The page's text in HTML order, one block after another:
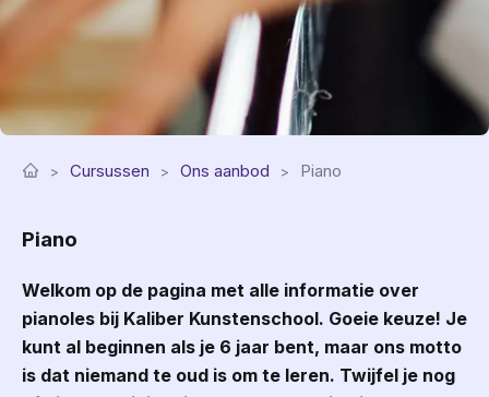
Cursussen Ons aanbod Piano
Piano
Welkom op de pagina met alle informatie over
pianoles bij Kaliber Kunstenschool. Goeie keuze! Je
kunt al beginnen als je 6 jaar bent, maar ons motto
is dat niemand te oud is om te leren. Twijfel je nog